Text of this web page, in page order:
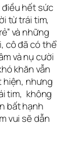
hết sức
từ trái tim,
và những
cô đã có thể
và nụ cười
khăn vẫn
hiện, nhưng
tim, không
bất hạnh
vui sẽ dẫn